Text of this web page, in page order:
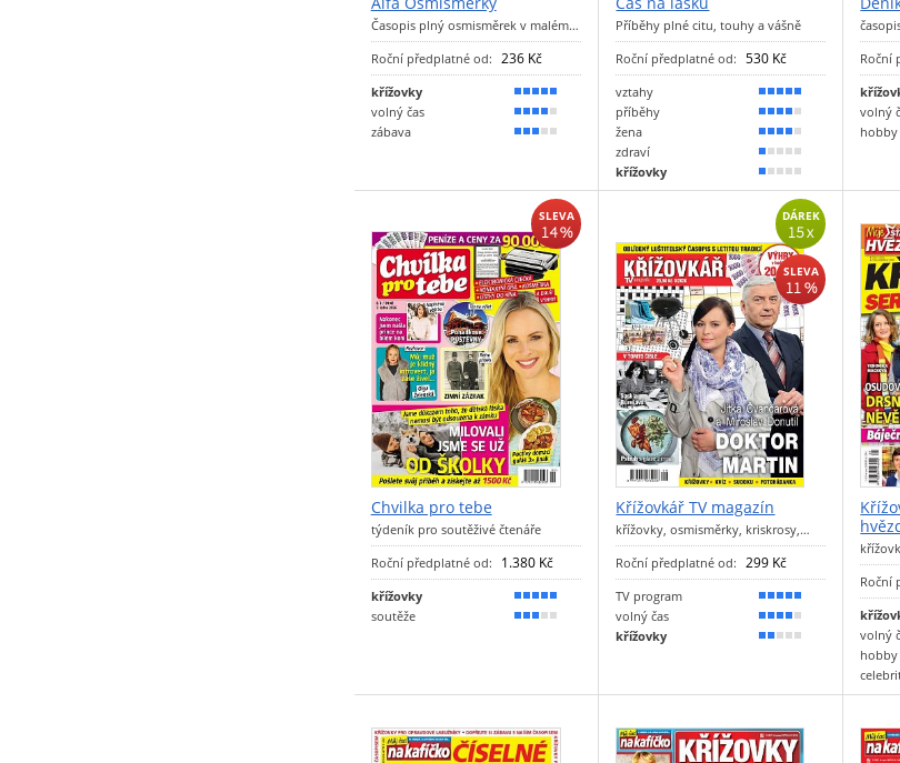
Časopis plný osmisměrek v malém…
Roční předplatné od: 236 Kč
křížovky
90 %
volný čas
80 %
zábava
60 %
Příběhy plné citu, touhy a vášně
Roční předplatné od: 530 Kč
vztahy
100 %
příběhy
80 %
žena
70 %
zdraví
20 %
křížovky
10 %
Roční
volný
hobby
SLEVA
14 %
Chvilka pro tebe
týdeník pro soutěživé čtenáře
Roční předplatné od: 1.380 Kč
křížovky
100 %
soutěže
60 %
DÁREK
15 x
SLEVA
11 %
Křížovkář TV magazín
křížovky, osmisměrky, kriskrosy,…
Roční předplatné od: 299 Kč
TV program
90 %
volný čas
70 %
křížovky
30 %
Roční
volný
hobby